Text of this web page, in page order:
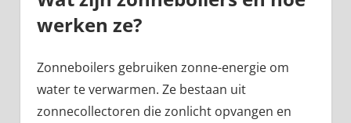
werken ze?
Zonneboilers gebruiken zonne-energie om
water te verwarmen. Ze bestaan uit
zonnecollectoren die zonlicht opvangen en